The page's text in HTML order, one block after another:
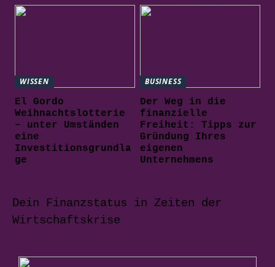
WISSEN
El Gordo
Weihnachtslotterie
– unter Umständen
eine
Investitionsgrundla
ge
BUSINESS
Der Weg in die
finanzielle
Freiheit: Tipps zur
Gründung Ihres
eigenen
Unternehmens
Dein Finanzstatus in Zeiten der
Wirtschaftskrise